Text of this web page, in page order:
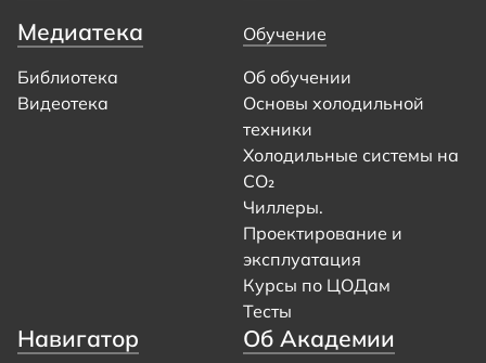
Медиатека
Библиотека
Видеотека
Обучение
Об обучении
Основы холодильной
техники
Холодильные системы на
CO₂
Чиллеры.
Проектирование и
эксплуатация
Курсы по ЦОДам
Тесты
Навигатор Об Академии